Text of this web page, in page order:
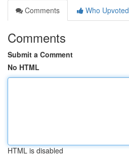
Comments
Who Upvoted
Comments
Submit a Comment
No HTML
HTML is disabled